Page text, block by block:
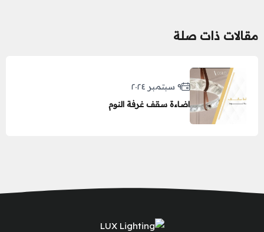
مقالات ذات صلة
٩ سبتمبر ٢٠٢٤
اضاءة سقف غرفة النوم